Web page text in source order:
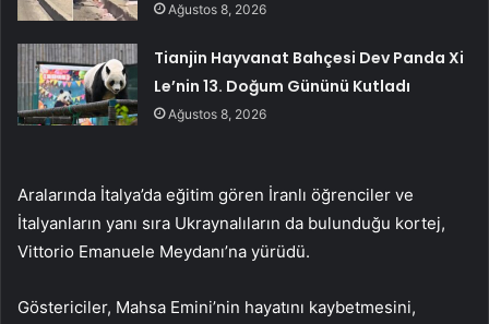
Ağustos 8, 2026
Tianjin Hayvanat Bahçesi Dev Panda Xi
Le’nin 13. Doğum Gününü Kutladı
Ağustos 8, 2026
Aralarında İtalya’da eğitim gören İranlı öğrenciler ve
İtalyanların yanı sıra Ukraynalıların da bulunduğu kortej,
Vittorio Emanuele Meydanı’na yürüdü.
Göstericiler, Mahsa Emini’nin hayatını kaybetmesini,